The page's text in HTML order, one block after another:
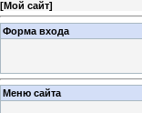
[Мой сайт]
Форма входа
Меню сайта